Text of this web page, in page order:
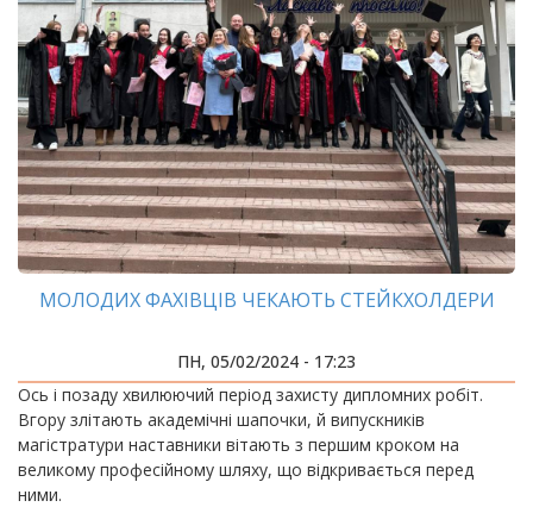
МОЛОДИХ ФАХІВЦІВ ЧЕКАЮТЬ СТЕЙКХОЛДЕРИ
ПН, 05/02/2024 - 17:23
Ось і позаду хвилюючий період захисту дипломних робіт.
Вгору злітають академічні шапочки, й випускників
магістратури наставники вітають з першим кроком на
великому професійному шляху, що відкривається перед
ними.